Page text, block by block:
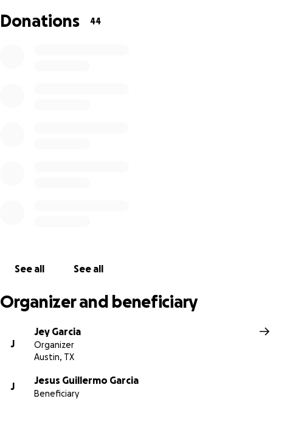
Donations 44
See all See all
Organizer and beneficiary
J
Jey Garcia
Organizer
Austin, TX
J
Jesus Guillermo Garcia
Beneficiary